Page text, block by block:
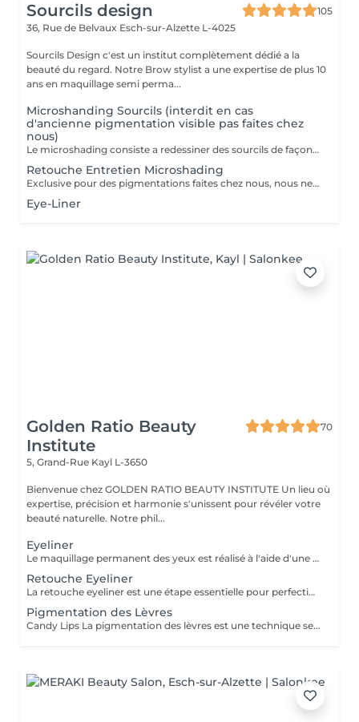
Sourcils design
105
36, Rue de Belvaux Esch-sur-Alzette L-4025
Sourcils Design c'est un institut complètement dédié a la
beauté du regard. Notre Brow stylist a une expertise de plus 10
ans en maquillage semi perma...
Microshanding Sourcils (interdit en cas
d'ancienne pigmentation visible pas faites chez
nous)
Le microshading consiste a redessiner des sourcils de façon semi-permanent. avec une durée d'environ 8 a 18 mois selon chaque peau, cette technique nous permet un effet très naturel et d'avoir des jolis dégradés. je utilise une dermographe (machine spécifique pour makeup semi- permanent) qui s'adapte,á tout type de peau,contrairement aux autres techniques qui coupent la peau. les avantagens Sont -indolore -non agressif pour la peau -cicatrisation plus propre et sûre -meilleure fixation -effet plus net et dessiné. Retouche fixatrice après un mois incluse dans la tarif. Contre indiqué aux : Femme enceinte ou allaitante Sur traitement médicaments anti-inflammatoires ou antibiotiques et isotrétinoïne Possédant allergies sévères ou maladies auto-immunes Injections datant mois de 15 jours sur le visage Une photo est obligatoire avant la prise de rendez-vous pour toute personne ayant une ancienne pigmentation, visible ou non. Soins après pigmentation: Pas de piscine, sauna, hamman ou bronzage pendant 2 semaines après.
Retouche Entretien Microshading
Exclusive pour des pigmentations faites chez nous, nous ne faisons pas de retouche des outres professionnels.
Eye-Liner
Golden Ratio Beauty
Institute
70
5, Grand-Rue Kayl L-3650
Bienvenue chez GOLDEN RATIO BEAUTY INSTITUTE Un lieu où
expertise, précision et harmonie s'unissent pour révéler votre
beauté naturelle. Notre phil...
Eyeliner
Le maquillage permanent des yeux est réalisé à l'aide d'une machine spéciale munie d'une aiguille très fine, qui insère le pigment dans les couches superficielles de la peau. Cette technique permet de tracer une ligne fine au ras des cils ou un eyeliner plus visible, selon l'effet souhaité. Résultats : Un regard plus intense et structuré, dès le réveil Un effet de cils plus fournis Un résultat net et durable (1 à 3 ans) Résistant à l'eau, à la chaleur et aux frottements Gain de temps au quotidien, sans maquillage nécessaire Une solution élégante et pratique pour sublimer votre regard durablement.
Retouche Eyeliner
La retouche eyeliner est une étape essentielle pour perfectionner le maquillage permanent réalisé précédemment. Elle permet de raviver la couleur, corriger de légères irrégularités et assurer une tenue harmonieuse et durable du pigment. Pourquoi faire une retouche ? Pour intensifier ou ajuster la forme du tracé Pour uniformiser la couleur après la cicatrisation Pour prolonger la durée et la netteté du résultat Pour entretenir un eyeliner fait il y a plusieurs mois Quand la faire ? 4 à 8 semaines après la première séance Puis, en entretien, tous les 12 à 24 mois selon votre peau et vos attentes La retouche garantit un regard toujours frais, défini et parfaitement soigné. Valable uniquement après une prestation réalisée par notre artiste.
Pigmentation des Lèvres
Candy Lips La pigmentation des lèvres est une technique semi-permanente qui colore et redessine vos lèvres pour un effet naturel et harmonieux. Elle sublime la couleur, corrige le contour, et donne du volume sans maquillage quotidien. À savoir : La procédure peut réactiver le virus de l'herpès chez les personnes sujettes. Une prévention est conseillée avant la séance (traitement antiviral à discuter avec votre médecin). Durée : Le résultat dure environ 1 à 3 ans selon votre type de peau et votre mode de vie. Entretien : Un retouche est recommandée 4 à 6 semaines après la première séance pour un résultat optimal. Un soin qui vous offre beauté durable et gain de temps au quotidien.